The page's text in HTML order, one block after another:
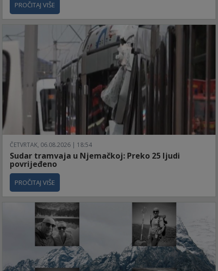
PROČITAJ VIŠE
ČETVRTAK, 06.08.2026 | 18:54
Sudar tramvaja u Njemačkoj: Preko 25 ljudi
povrijeđeno
PROČITAJ VIŠE